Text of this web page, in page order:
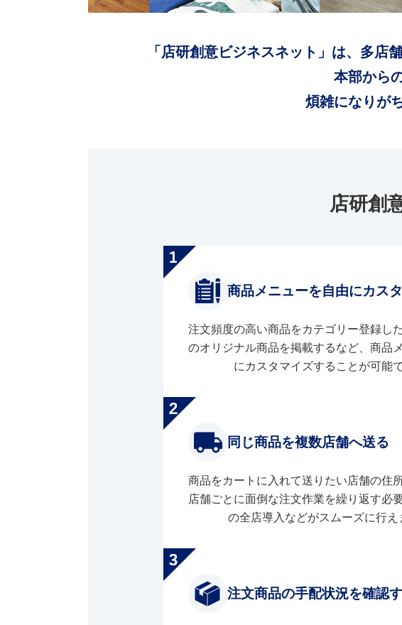
「店研創意ビジネスネット」は、多店
本部から
煩雑になりが
店研創
商品メニューを自由にカス
注文頻度の高い商品をカテゴリー登録し
のオリジナル商品を掲載するなど、商品
にカスタマイズすることが可能で
同じ商品を複数店舗へ送る
商品をカートに入れて送りたい店舗の住
店舗ごとに面倒な注文作業を繰り返す必
の全店導入などがスムーズに行え
注文商品の手配状況を確認